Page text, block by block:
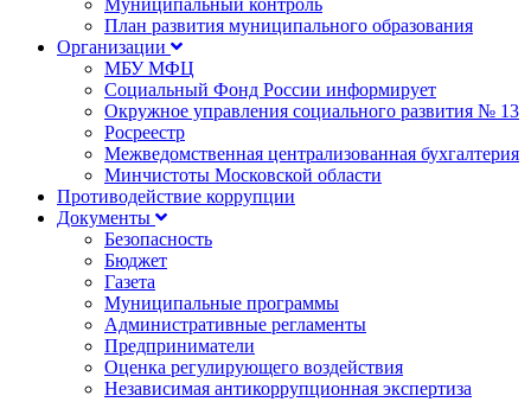
Муниципальный контроль
План развития муниципального образования
Организации
МБУ МФЦ
Социальный Фонд России информирует
Окружное управления социального развития № 13
Росреестр
Межведомственная централизованная бухгалтерия
Минчистоты Московской области
Противодействие коррупции
Документы
Безопасность
Бюджет
Газета
Муниципальные программы
Административные регламенты
Предприниматели
Оценка регулирующего воздействия
Независимая антикоррупционная экспертиза